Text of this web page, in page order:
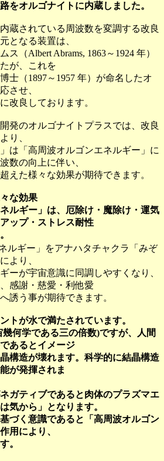
をオルゴナイトに内蔵しました。
蔵されている周波数を変調する改良
となる装置は、
（Albert Abrams, 1863～1924 年）
が、これを
士（1897～1957 年）が命名したオ
させ、
改良しております。
発のオルゴナイトプラスでは、改良
り、
は「高周波オルゴンエネルギー」に
数の向上に伴い、
えた様々な効果が期待できます。
な効果
ルギー」は、厄除け・魔除け・運気
ップ・ストレス耐性
ルギー」をアナハタチャクラ「みぞ
より、
ーが宇宙意識に同調しやすくなり、
感謝・慈愛・利他愛
誘う事が期待できます。
トが水で満たされています。
何学である三の倍数)ですが、人間
あるとイメージ
構造が壊れます。科学的に結晶構造
が発揮されま
ガティブであると肉体のプラズマエ
気から」となります。
づく意識であると「高周波オルゴン
用により、
。